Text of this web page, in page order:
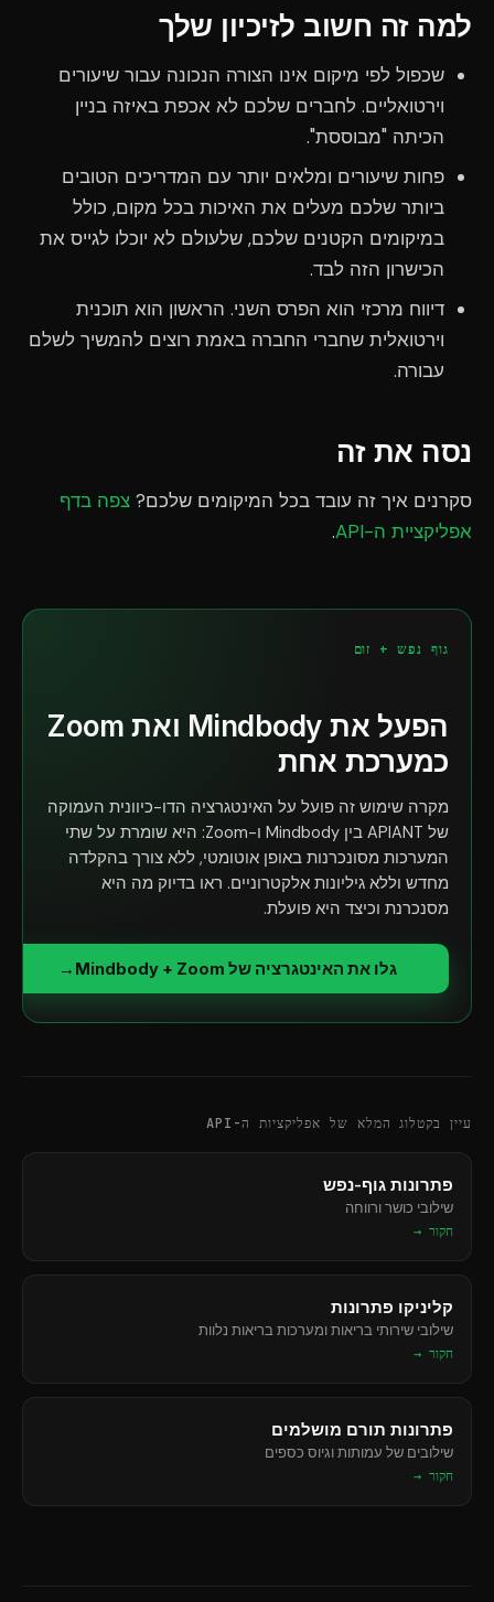
למה זה חשוב לזיכיון שלך
שכפול לפי מיקום אינו הצורה הנכונה עבור שיעורים
וירטואליים. לחברים שלכם לא אכפת באיזה בניין
הכיתה "מבוססת".
פחות שיעורים ומלאים יותר עם המדריכים הטובים
ביותר שלכם מעלים את האיכות בכל מקום, כולל
במיקומים הקטנים שלכם, שלעולם לא יוכלו לגייס את
הכישרון הזה לבד.
דיווח מרכזי הוא הפרס השני. הראשון הוא תוכנית
וירטואלית שחברי החברה באמת רוצים להמשיך לשלם
עבורה.
נסה את זה
סקרנים איך זה עובד בכל המיקומים שלכם? צפה בדף
אפליקציית ה-API
.
גוף נפש + זום
הפעל את Mindbody ואת Zoom
כמערכת אחת
מקרה שימוש זה פועל על האינטגרציה הדו-כיוונית העמוקה
של APIANT בין Mindbody ו-Zoom: היא שומרת על שתי
המערכות מסונכרנות באופן אוטומטי, ללא צורך בהקלדה
מחדש וללא גיליונות אלקטרוניים. ראו בדיוק מה היא
מסנכרנת וכיצד היא פועלת.
גלו את האינטגרציה של Mindbody + Zoom →
עיין בקטלוג המלא של אפליקציות ה-API
פתרונות גוף-נפש
שילובי כושר ורווחה
חקור →
קליניקו פתרונות
שילובי שירותי בריאות ומערכות בריאות נלוות
חקור →
פתרונות תורם מושלמים
שילובים של עמותות וגיוס כספים
חקור →